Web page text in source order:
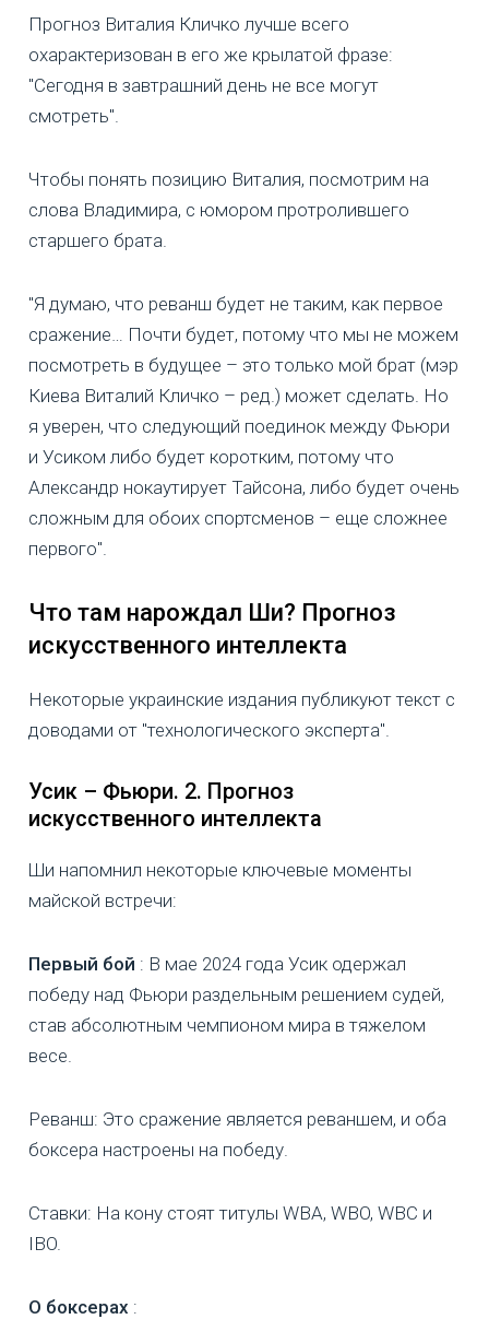
Прогноз Виталия Кличко лучше всего
охарактеризован в его же крылатой фразе:
"Сегодня в завтрашний день не все могут
смотреть".
Чтобы понять позицию Виталия, посмотрим на
слова Владимира, с юмором протролившего
старшего брата.
"Я думаю, что реванш будет не таким, как первое
сражение… Почти будет, потому что мы не можем
посмотреть в будущее – это только мой брат (мэр
Киева Виталий Кличко – ред.) может сделать. Но
я уверен, что следующий поединок между Фьюри
и Усиком либо будет коротким, потому что
Александр нокаутирует Тайсона, либо будет очень
сложным для обоих спортсменов – еще сложнее
первого".
Что там нарождал Ши? Прогноз
искусственного интеллекта
Некоторые украинские издания публикуют текст с
доводами от "технологического эксперта".
Усик – Фьюри. 2. Прогноз
искусственного интеллекта
Ши напомнил некоторые ключевые моменты
майской встречи:
Первый бой : В мае 2024 года Усик одержал
победу над Фьюри раздельным решением судей,
став абсолютным чемпионом мира в тяжелом
весе.
Реванш: Это сражение является реваншем, и оба
боксера настроены на победу.
Ставки: На кону стоят титулы WBA, WBO, WBC и
IBO.
О боксерах :